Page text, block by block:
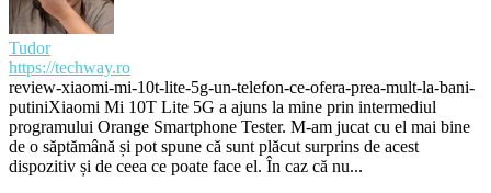
Tudor
https://techway.ro
review-xiaomi-mi-10t-lite-5g-un-telefon-ce-ofera-prea-mult-la-bani-
putiniXiaomi Mi 10T Lite 5G a ajuns la mine prin intermediul
programului Orange Smartphone Tester. M-am jucat cu el mai bine
de o săptămână și pot spune că sunt plăcut surprins de acest
dispozitiv și de ceea ce poate face el. În caz că nu...